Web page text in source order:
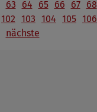
63 64 65 66 67 68
102 103 104 105 106
nächste